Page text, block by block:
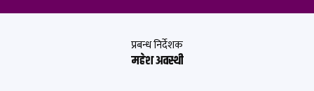
प्रबन्ध निर्देशक
महेश अवस्थी